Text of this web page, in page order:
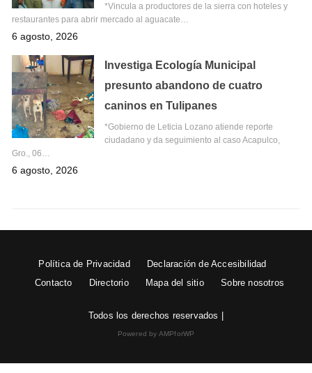
*Vincula a productores de la sierra con hoteles y
restaurantes para abrir mercado al aguacate…
6 agosto, 2026
Investiga Ecología Municipal
presunto abandono de cuatro
caninos en Tulipanes
*Gobierno de Leticia Lozano atiende reporte
ciudadano y da seguimiento al caso Acapulco,
Gro., 06…
6 agosto, 2026
Política de Privacidad
Declaración de Accesibilidad
Contacto
Directorio Mapa del sitio Sobre nosotros
Todos los derechos reservados |
Powered by AMPforWP